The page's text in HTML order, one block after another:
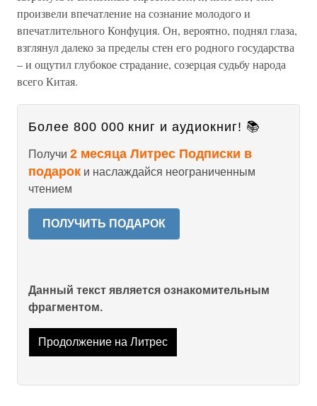
произвели впечатление на сознание молодого и
впечатлительного Конфуция. Он, вероятно, поднял глаза,
взглянул далеко за пределы стен его родного государства
– и ощутил глубокое страдание, созерцая судьбу народа
всего Китая.
Более 800 000 книг и аудиокниг! 📚
Получи 2 месяца Литрес Подписки в
подарок и наслаждайся неограниченным
чтением
ПОЛУЧИТЬ ПОДАРОК
Данный текст является ознакомительным
фрагментом.
Продолжение на Литрес